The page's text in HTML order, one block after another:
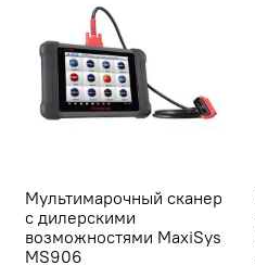
Мультимарочный сканер
с дилерскими
возможностями MaxiSys
MS906